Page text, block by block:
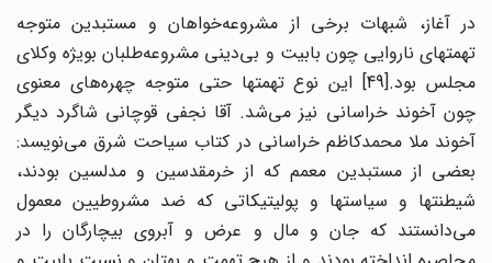
در آغاز، شبهات برخی از مشروعه‌خواهان و مستبدین متوجه
تهمتهای ناروایی چون بابیت و بی‌دینی مشروعه‌طلبان بویژه وکلای
مجلس بود.[49] این نوع تهمتها حتی متوجه چهره‌های معنوی
چون آخوند خراسانی نیز می‌شد. آقا نجفی قوچانی شاگرد دیگر
آخوند ملا محمدکاظم خراسانی در کتاب سیاحت شرق می‌نویسد:
بعضی از مستبدین معمم که از خرمقدسین و مدلسین بودند،
شیطنتها و سیاستها و پولیتیکاتی که ضد مشروطیین معمول
می‌دانستند که جان و مال و عرض و آبروی بیچارگان را در